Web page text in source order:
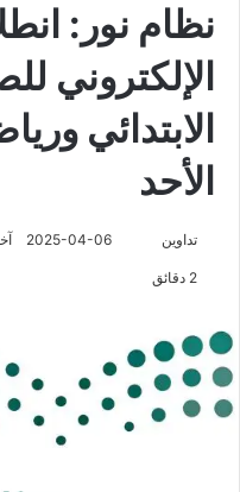
نظام نور:
الإلكتروني
الابتدائي
الأحد
تداوين 2025-04-06